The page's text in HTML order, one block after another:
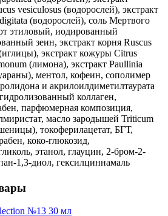
vesiculosus (водорослей), экстракт
(водорослей), соль Мертвого
этиловый, иодированный
зеин, экстракт корня Ruscus
экстракт кожуры Citrus
(лимона), экстракт Paullinia
ментол, кофеин, сополимер
и акрилоилдиметилтаурата
коллаген,
парфюмерная композиция,
масло зародышей Triticum
токоферилацетат, БГТ,
коко-глюкозид,
этанол, глауцин, 2-бром-2-
1,3-диол, гексилциннамаль